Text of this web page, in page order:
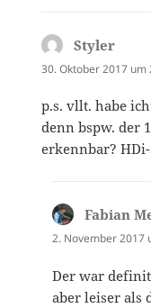
Styler
30. Oktober 2017 um
p.s. vllt. habe
denn bspw. der
erkennbar?
Fabian
2. November 2017
Der war
aber leiser als